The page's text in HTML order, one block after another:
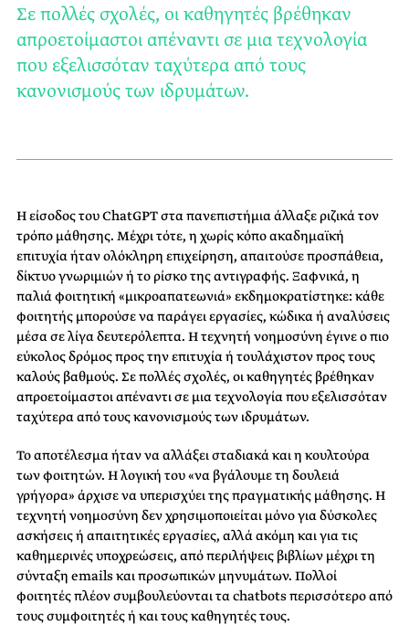
Σε πολλές σχολές, οι καθηγητές βρέθηκαν
απροετοίμαστοι απέναντι σε μια τεχνολογία
που εξελισσόταν ταχύτερα από τους
κανονισμούς των ιδρυμάτων.
Η είσοδος του ChatGPT στα πανεπιστήμια άλλαξε ριζικά τον
τρόπο μάθησης. Μέχρι τότε, η χωρίς κόπο ακαδημαϊκή
επιτυχία ήταν ολόκληρη επιχείρηση, απαιτούσε προσπάθεια,
δίκτυο γνωριμιών ή το ρίσκο της αντιγραφής. Ξαφνικά, η
παλιά φοιτητική «μικροαπατεωνιά» εκδημοκρατίστηκε: κάθε
φοιτητής μπορούσε να παράγει εργασίες, κώδικα ή αναλύσεις
μέσα σε λίγα δευτερόλεπτα. Η τεχνητή νοημοσύνη έγινε ο πιο
εύκολος δρόμος προς την επιτυχία ή τουλάχιστον προς τους
καλούς βαθμούς. Σε πολλές σχολές, οι καθηγητές βρέθηκαν
απροετοίμαστοι απέναντι σε μια τεχνολογία που εξελισσόταν
ταχύτερα από τους κανονισμούς των ιδρυμάτων.
Το αποτέλεσμα ήταν να αλλάξει σταδιακά και η κουλτούρα
των φοιτητών. Η λογική του «να βγάλουμε τη δουλειά
γρήγορα» άρχισε να υπερισχύει της πραγματικής μάθησης. Η
τεχνητή νοημοσύνη δεν χρησιμοποιείται μόνο για δύσκολες
ασκήσεις ή απαιτητικές εργασίες, αλλά ακόμη και για τις
καθημερινές υποχρεώσεις, από περιλήψεις βιβλίων μέχρι τη
σύνταξη emailsκαι προσωπικών μηνυμάτων. Πολλοί
φοιτητές πλέον συμβουλεύονται ταchatbotsπερισσότερο από
τους συμφοιτητές ή και τους καθηγητές τους.